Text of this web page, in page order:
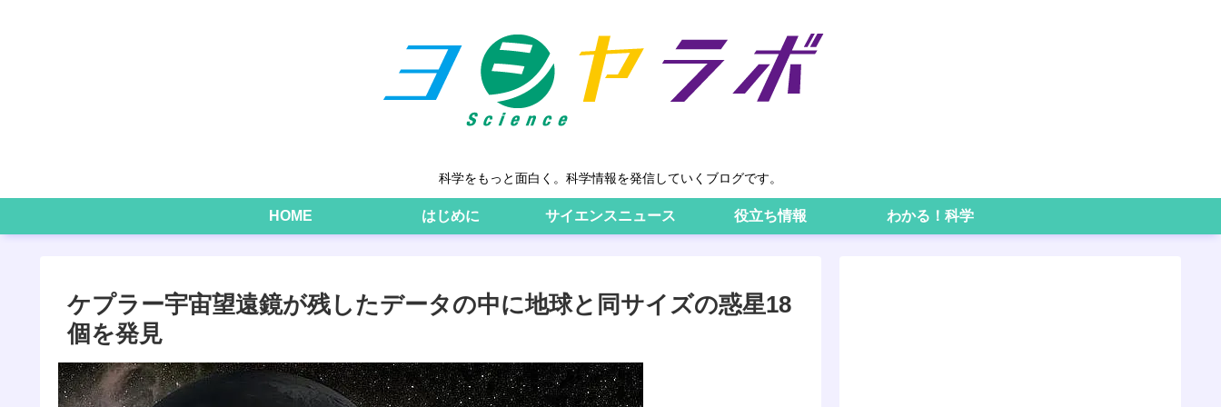
科学をもっと面白く。科学情報を発信していくブログです。
HOME はじめに サイエンスニュース 役立ち情報 わかる！科学
ケプラー宇宙望遠鏡が残したデータの中に地球と同サイズの惑星18
個を発見